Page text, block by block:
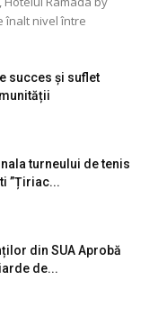
înalt nivel între
succes și suflet
turneului de tenis
”Țiriac...
din SUA Aprobă
de...